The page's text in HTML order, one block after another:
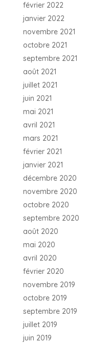
février 2022
janvier 2022
novembre 2021
octobre 2021
septembre 2021
août 2021
juillet 2021
juin 2021
mai 2021
avril 2021
mars 2021
février 2021
janvier 2021
décembre 2020
novembre 2020
octobre 2020
septembre 2020
août 2020
mai 2020
avril 2020
février 2020
novembre 2019
octobre 2019
septembre 2019
juillet 2019
juin 2019